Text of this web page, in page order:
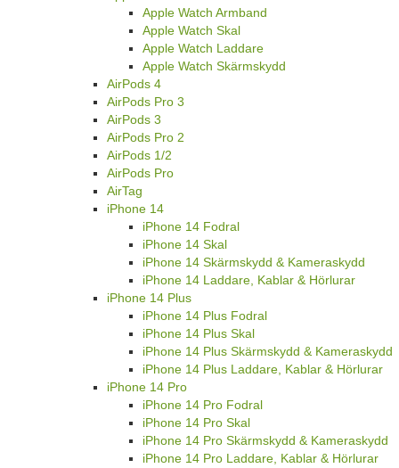
Apple Watch Armband
Apple Watch Skal
Apple Watch Laddare
Apple Watch Skärmskydd
AirPods 4
AirPods Pro 3
AirPods 3
AirPods Pro 2
AirPods 1/2
AirPods Pro
AirTag
iPhone 14
iPhone 14 Fodral
iPhone 14 Skal
iPhone 14 Skärmskydd & Kameraskydd
iPhone 14 Laddare, Kablar & Hörlurar
iPhone 14 Plus
iPhone 14 Plus Fodral
iPhone 14 Plus Skal
iPhone 14 Plus Skärmskydd & Kameraskydd
iPhone 14 Plus Laddare, Kablar & Hörlurar
iPhone 14 Pro
iPhone 14 Pro Fodral
iPhone 14 Pro Skal
iPhone 14 Pro Skärmskydd & Kameraskydd
iPhone 14 Pro Laddare, Kablar & Hörlurar